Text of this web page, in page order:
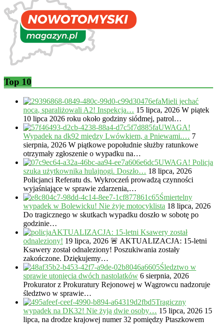
Top 10
Mieli jechać
nocą, sparaliżowali A2! Inspekcja… 15 lipca, 2026 W piątek
10 lipca 2026 roku około godziny siódmej, patrol…
UWAGA!
Wypadek na dk92 między Lwówkiem, a Pniewami.… 7
sierpnia, 2026 W piątkowe popołudnie służby ratunkowe
otrzymały zgłoszenie o wypadku na…
UWAGA! Policja
szuka użytkownika hulajnogi. Doszło… 18 lipca, 2026
Policjanci Referatu ds. Wykroczeń prowadzą czynności
wyjaśniające w sprawie zdarzenia,…
Śmiertelny
wypadek w Bolewicku! Nie żyje motocyklista 18 lipca, 2026
Do tragicznego w skutkach wypadku doszło w sobotę po
godzinie…
AKTUALIZACJA: 15-letni Ksawery został
odnaleziony! 19 lipca, 2026 🚨 AKTUALIZACJA: 15-letni
Ksawery został odnaleziony! Poszukiwania zostały
zakończone. Dziękujemy…
Śledztwo w
sprawie utonięcia dwóch nastolatków 6 sierpnia, 2026
Prokurator z Prokuratury Rejonowej w Wągrowcu nadzoruje
śledztwo w sprawie…
Tragiczny
wypadek na DK32! Nie żyją dwie osoby… 15 lipca, 2026 15
lipca, na drodze krajowej numer 32 pomiędzy Ptaszkowem